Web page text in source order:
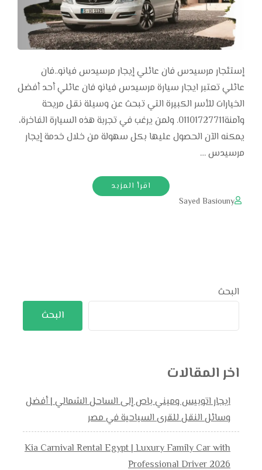
إستئجار مرسيدس فان عائلي إيجار مرسيدس فيانو..فان
عائلي تعتبر ايجار سيارة مرسيدس فيانو فان عائلي أحد أفضل
الخيارات للأسر الكبيرة التي تبحث عن وسيلة نقل مريحة
وآمنة01101727711. ولمن يرغب في تجربة هذه السيارة الفاخرة،
يمكنه الآن الحصول عليها بكل سهولة من خلال خدمة إيجار
مرسيدس …
اقرأ المزيد
Sayed Basiouny
البحث
البحث
اخر المقالات
ايجار اتوبيس وميني باص إلى الساحل الشمالي | أفضل
وسائل النقل للقرى السياحية في مصر
Kia Carnival Rental Egypt | Luxury Family Car with
Professional Driver 2026